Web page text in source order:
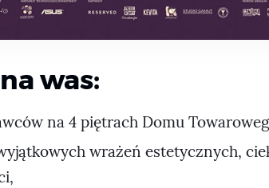
was:
na 4 piętrach Domu
wrażeń estetycznych,